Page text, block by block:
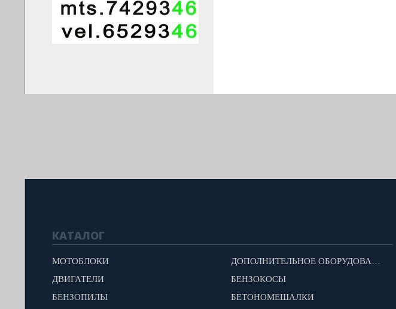
КАТАЛОГ
МОТОБЛОКИ
ДОПОЛНИТЕЛЬНОЕ ОБОРУДОВАНИЕ ДЛЯ МОТОБЛОКОВ
ДВИГАТЕЛИ
БЕНЗОКОСЫ
БЕНЗОПИЛЫ
БЕТОНОМЕШАЛКИ